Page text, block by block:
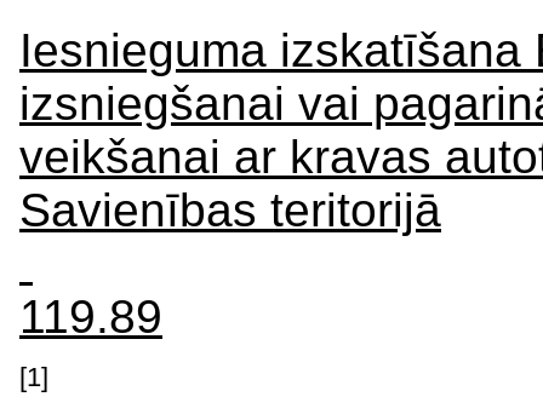
Iesnieguma
izsniegšanai vai
veikšanai ar kravas
Savienības teritorijā
119.89
[1]